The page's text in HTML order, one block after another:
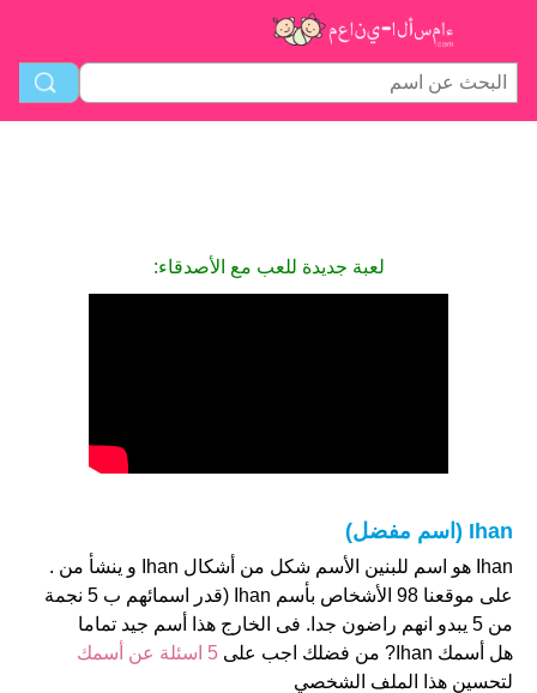
لعبة جديدة للعب مع الأصدقاء:
Ihan (اسم مفضل)
Ihan هو اسم للبنين الأسم شكل من أشكال Ihan و ينشأ من .
على موقعنا 98 الأشخاص بأسم Ihan (قدر اسمائهم ب 5 نجمة
من 5 يبدو انهم راضون جدا. فى الخارج هذا أسم جيد تماما
هل أسمك Ihan? من فضلك اجب على
5 اسئلة عن أسمك
لتحسين هذا الملف الشخصي